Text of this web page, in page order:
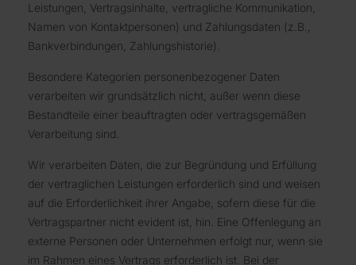
Leistungen, Vertragsinhalte, vertragliche Kommunikation,
Namen von Kontaktpersonen) und Zahlungsdaten (z.B.,
Bankverbindungen, Zahlungshistorie).
Besondere Kategorien personenbezogener Daten
verarbeiten wir grundsätzlich nicht, außer wenn diese
Bestandteile einer beauftragten oder vertragsgemäßen
Verarbeitung sind.
Wir verarbeiten Daten, die zur Begründung und Erfüllung
der vertraglichen Leistungen erforderlich sind und weisen
auf die Erforderlichkeit ihrer Angabe, sofern diese für die
Vertragspartner nicht evident ist, hin. Eine Offenlegung an
externe Personen oder Unternehmen erfolgt nur, wenn sie
im Rahmen eines Vertrags erforderlich ist. Bei der